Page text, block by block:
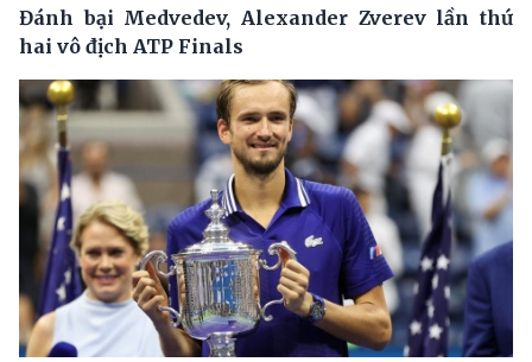
Đánh bại Medvedev, Alexander Zverev lần thứ
hai vô địch ATP Finals